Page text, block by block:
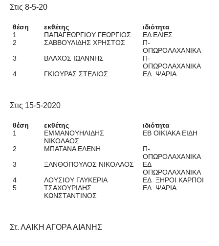
Στις 8-5-20
θέση εκθέτης
ιδιότητα
1
ΠΑΠΑΓΕΩΡΓΙΟΥ ΓΕΩΡΓΙΟΣ
ΕΔ ΕΛΙΕΣ
2
ΣΑΒΒΟΥΛΙΔΗΣ ΧΡΗΣΤΟΣ
Π-
ΟΠΩΡΟΛΑΧΑΝΙΚΑ
3
ΒΛΑΧΟΣ ΙΩΑΝΝΗΣ
Π-
ΟΠΩΡΟΛΑΧΑΝΙΚΑ
4
ΓΚΙΟΥΡΑΣ ΣΤΕΛΙΟΣ ΕΔ ΨΑΡΙΑ
Στις 15-5-2020
θέση εκθέτης
ιδιότητα
1
ΕΜΜΑΝΟΥΗΛΙΔΗΣ
ΝΙΚΟΛΑΟΣ
ΕΒ ΟΙΚΙΑΚΑ ΕΙΔΗ
2
ΜΠΑΤΑΝΑ ΕΛΕΝΗ
Π-
ΟΠΩΡΟΛΑΧΑΝΙΚΑ
3
ΞΑΝΘΟΠΟΥΛΟΣ ΝΙΚΟΛΑΟΣ
ΕΔ
ΟΠΩΡΟΛΑΧΑΝΙΚΑ
4
ΛΟΥΣΙΟΥ ΓΛΥΚΕΡΙΑ
ΕΔ ΞΗΡΟΙ ΚΑΡΠΟΙ
5
ΤΣΑΧΟΥΡΙΔΗΣ
ΚΩΝΣΤΑΝΤΙΝΟΣ
ΕΔ ΨΑΡΙΑ
Στ. ΛΑΙΚΗ ΑΓΟΡΑ ΑΙΑΝΗΣ